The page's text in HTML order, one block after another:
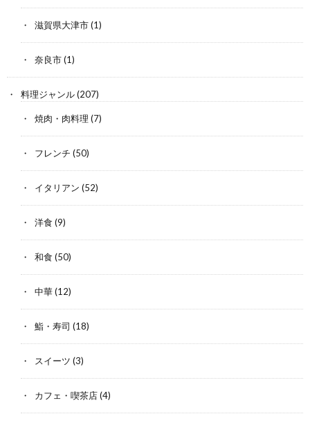
滋賀県大津市(1)
奈良市(1)
料理ジャンル(207)
焼肉・肉料理 (7)
フレンチ (50)
イタリアン (52)
洋食 (9)
和食 (50)
中華(12)
鮨・寿司 (18)
スイーツ (3)
カフェ・喫茶店(4)